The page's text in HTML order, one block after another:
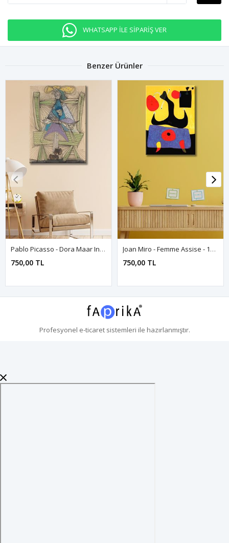
WHATSAPP İLE SİPARİŞ VER
Benzer Ürünler
Pablo Picasso - Dora Maar In A Wicker Chair - 106099 - Dekoratif Duvar Kanvas Tablo
750,00 TL
Joan Miro - Femme Assise - 106255 - Dekoratif Duvar Kanvas Tablo
750,00 TL
Profesyonel e-ticaretsistemleri ile hazırlanmıştır.